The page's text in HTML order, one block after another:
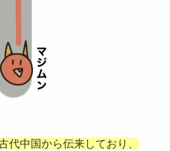
代中国から伝来しており、